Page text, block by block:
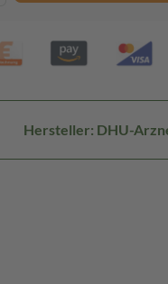
Hersteller: DHU-